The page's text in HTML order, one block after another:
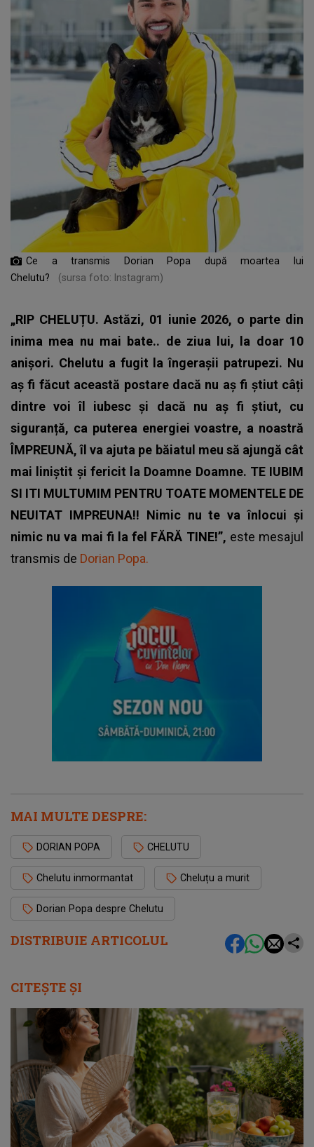
DISTRIBUIE ARTICOLUL
Ce a transmis Dorian Popa după moartea lui
Chelutu?
(sursa foto: Instagram)
„RIP CHELUȚU. Astăzi, 01 iunie 2026, o parte din
inima mea nu mai bate.. de ziua lui, la doar 10
anișori. Chelutu a fugit la îngerașii patrupezi. Nu
aș fi făcut această postare dacă nu aș fi știut câți
dintre voi îl iubesc și dacă nu aș fi știut, cu
siguranță, ca puterea energiei voastre, a noastră
ÎMPREUNĂ, îl va ajuta pe băiatul meu să ajungă cât
mai liniștit și fericit la Doamne Doamne. TE IUBIM
SI ITI MULTUMIM PENTRU TOATE MOMENTELE DE
NEUITAT IMPREUNA!! Nimic nu te va înlocui și
nimic nu va mai fi la fel FĂRĂ TINE!”, este mesajul
transmis de Dorian Popa.
MAI MULTE DESPRE:
DORIAN POPA CHELUTU
Chelutu inmormantat Cheluțu a murit
Dorian Popa despre Chelutu
CITEȘTE ȘI